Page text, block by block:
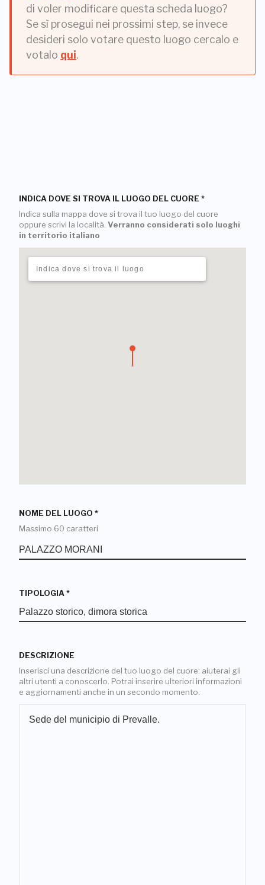
di voler modificare questa scheda luogo?
Se sì prosegui nei prossimi step, se invece
desideri solo votare questo luogo cercalo e
votalo qui.
INDICA DOVE SI TROVA IL LUOGO DEL CUORE *
Indica sulla mappa dove si trova il tuo luogo del cuore
oppure scrivi la località. Verranno considerati solo luoghi
in territorio italiano
NOME DEL LUOGO *
Massimo 60 caratteri
TIPOLOGIA *
DESCRIZIONE
Inserisci una descrizione del tuo luogo del cuore: aiuterai gli
altri utenti a conoscerlo. Potrai inserire ulteriori informazioni
e aggiornamenti anche in un secondo momento.